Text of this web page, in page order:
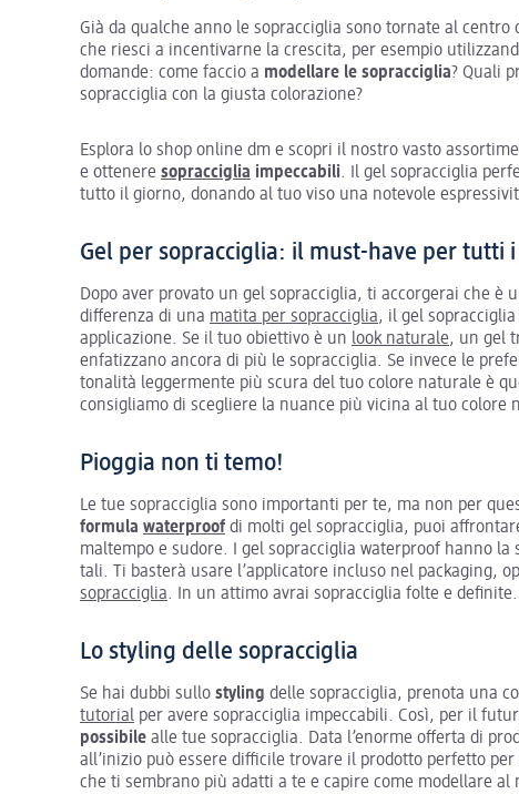
Già da qualche anno le sopracciglia sono tornate al centro
che riesci a incentivarne la crescita, per esempio
domande: come faccio a modellare le sopracciglia? Quali
sopracciglia con la giusta colorazione?
Esplora lo shop online dm e scopri il nostro vasto
e ottenere sopracciglia impeccabili. Il gel sopracciglia
tutto il giorno, donando al tuo viso una notevole
Gel per sopracciglia: il must-have per tutti
Dopo aver provato un gel sopracciglia, ti accorgerai che
differenza di una matita per sopracciglia, il gel
applicazione. Se il tuo obiettivo è un look naturale, un gel
enfatizzano ancora di più le sopracciglia. Se invece le
tonalità leggermente più scura del tuo colore naturale è
consigliamo di scegliere la nuance più vicina al tuo colore
Pioggia non ti temo!
Le tue sopracciglia sono importanti per te, ma non per
formula waterproof di molti gel sopracciglia, puoi
maltempo e sudore. I gel sopracciglia waterproof hanno
tali. Ti basterà usare l’applicatore incluso nel packaging,
sopracciglia. In un attimo avrai sopracciglia folte e definite.
Lo styling delle sopracciglia
Se hai dubbi sullo styling delle sopracciglia, prenota una
tutorial per avere sopracciglia impeccabili. Così, per il
possibile alle tue sopracciglia. Data l’enorme offerta di
all’inizio può essere difficile trovare il prodotto perfetto
che ti sembrano più adatti a te e capire come modellare al